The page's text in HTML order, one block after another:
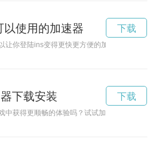
以使用的加速器
让你登陆ins变得更快更方便的加速器永久免费
下载
下载安装
中获得更顺畅的体验吗？试试加游加速器吧！
下载